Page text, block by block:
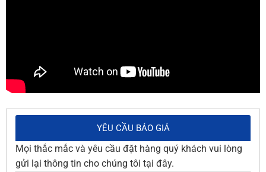
YÊU CẦU BÁO GIÁ
Mọi thắc mắc và yêu cầu đặt hàng quý khách vui lòng
gửi lại thông tin cho chúng tôi tại đây.